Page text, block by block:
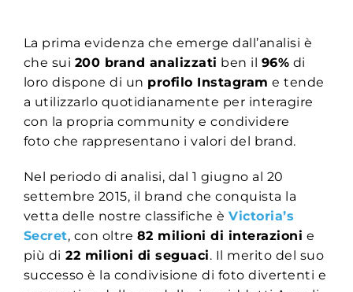
La prima evidenza che emerge dall’analisi è
che sui 200 brand analizzati ben il 96% di
loro dispone di un profilo Instagram e tende
a utilizzarlo quotidianamente per interagire
con la propria community e condividere
foto che rappresentano i valori del brand.
Nel periodo di analisi, dal 1 giugno al 20
settembre 2015, il brand che conquista la
vetta delle nostre classifiche èVictoria’s
Secret, con oltre 82 milioni di interazioni e
più di 22 milioni di seguaci. Il merito del suo
successo è la condivisione di foto divertenti e